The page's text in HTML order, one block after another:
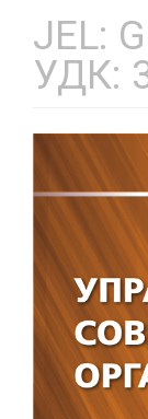
JEL:
УДК: